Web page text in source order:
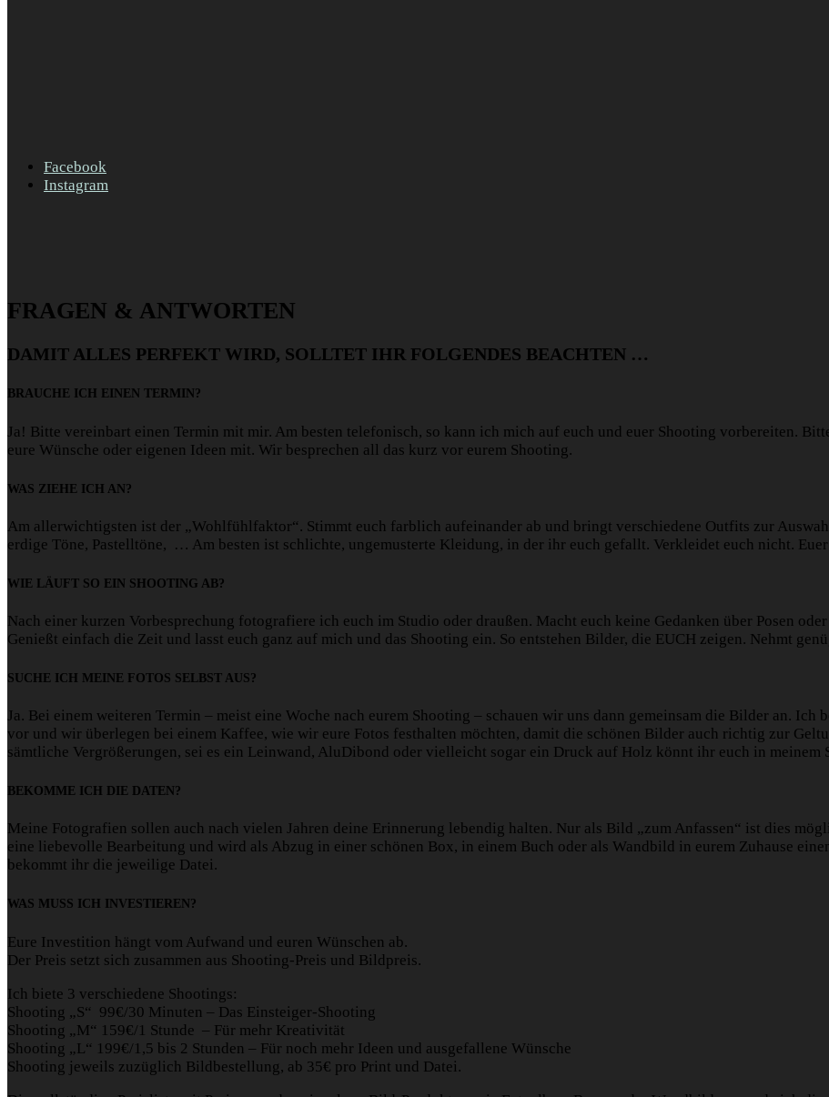
Facebook
Instagram
FRAGEN & ANTWORTEN
DAMIT ALLES PERFEKT WIRD, SOLLTET IHR FOLGENDES BEACHTEN …
BRAUCHE ICH EINEN TERMIN?
Ja! Bitte vereinbart einen Termin mit mir. Am besten telefonisch, so kann ich mich auf euch und euer Shooting vorbereiten.
eure Wünsche oder eigenen Ideen mit. Wir besprechen all das kurz vor eurem Shooting.
WAS ZIEHE ICH AN?
Am allerwichtigsten ist der „Wohlfühlfaktor“. Stimmt euch farblich aufeinander ab und bringt verschiedene Outfits zur
erdige Töne, Pastelltöne, … Am besten ist schlichte, ungemusterte Kleidung, in der ihr euch gefallt. Verkleidet euch nicht.
WIE LÄUFT SO EIN SHOOTING AB?
Nach einer kurzen Vorbesprechung fotografiere ich euch im Studio oder draußen. Macht euch keine Gedanken über Posen
Genießt einfach die Zeit und lasst euch ganz auf mich und das Shooting ein. So entstehen Bilder, die EUCH zeigen. Nehmt
SUCHE ICH MEINE FOTOS SELBST AUS?
Ja. Bei einem weiteren Termin – meist eine Woche nach eurem Shooting – schauen wir uns dann gemeinsam die Bilder an.
vor und wir überlegen bei einem Kaffee, wie wir eure Fotos festhalten möchten, damit die schönen Bilder auch richtig zur
sämtliche Vergrößerungen, sei es ein Leinwand, AluDibond oder vielleicht sogar ein Druck auf Holz könnt ihr euch in meinem
BEKOMME ICH DIE DATEN?
Meine Fotografien sollen auch nach vielen Jahren deine Erinnerung lebendig halten. Nur als Bild „zum Anfassen“ ist dies
eine liebevolle Bearbeitung und wird als Abzug in einer schönen Box, in einem Buch oder als Wandbild in eurem Zuhause
bekommt ihr die jeweilige Datei.
WAS MUSS ICH INVESTIEREN?
Eure Investition hängt vom Aufwand und euren Wünschen ab.
Der Preis setzt sich zusammen aus Shooting-Preis und Bildpreis.
Ich biete 3 verschiedene Shootings:
Shooting „S“ 99€/30 Minuten – Das Einsteiger-Shooting
Shooting „M“ 159€/1 Stunde – Für mehr Kreativität
Shooting „L“ 199€/1,5 bis 2 Stunden – Für noch mehr Ideen und ausgefallene Wünsche
Shooting jeweils zuzüglich Bildbestellung, ab 35€ pro Print und Datei.